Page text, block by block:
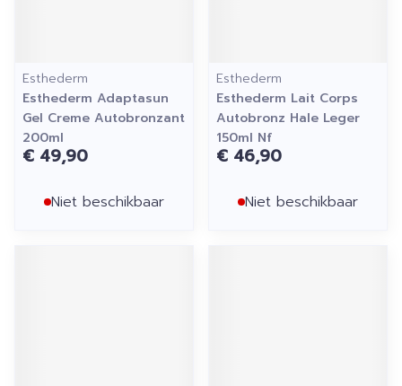
Esthederm
Esthederm Adaptasun
Gel Creme Autobronzant
200ml
€ 49,90
Niet beschikbaar
Esthederm
Esthederm Lait Corps
Autobronz Hale Leger
150ml Nf
€ 46,90
Niet beschikbaar